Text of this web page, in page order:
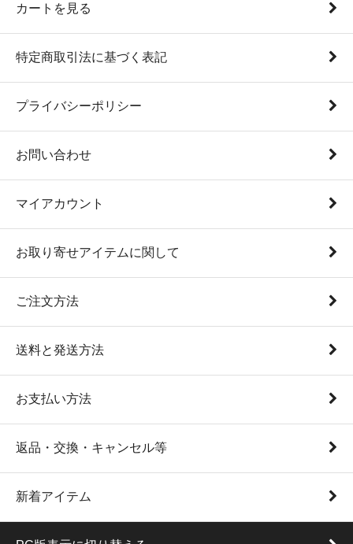
カートを見る
特定商取引法に基づく表記
プライバシーポリシー
お問い合わせ
マイアカウント
お取り寄せアイテムに関して
ご注文方法
送料と発送方法
お支払い方法
返品・交換・キャンセル等
新着アイテム